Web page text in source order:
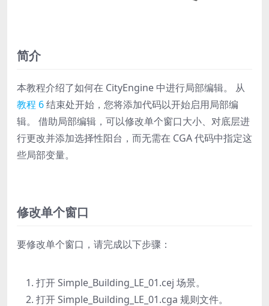
简介
本教程介绍了如何在 CityEngine 中进行局部编辑。 从
教程 6结束处开始，您将添加代码以开始启用局部编
辑。 借助局部编辑，可以修改单个窗口大小、对底层进
行更改并添加选择性阳台，而无需在 CGA 代码中指定这
些局部变量。
修改单个窗口
要修改单个窗口，请完成以下步骤：
打开Simple_Building_LE_01.cej 场景。
打开Simple_Building_LE_01.cga 规则文件。